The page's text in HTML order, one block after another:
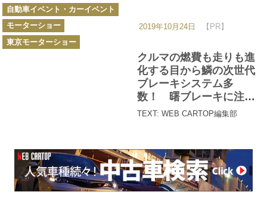
クルマの燃費も走りも進
化する目から鱗の次世代
ブレーキシステム多
数！ 曙ブレーキに注目
【東京モーターショー
TEXT: WEB CARTOP編集部
カ
テ
ゴ
リ
ー
自動車イベント・カーイベント
モーターショー
東京モーターショー
2019年10月24日 【PR】